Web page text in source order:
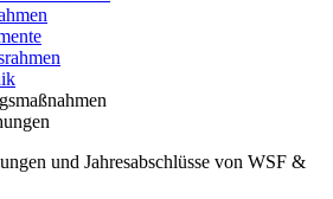
und Jahresabschlüsse von WSF &